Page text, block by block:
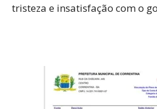
tristeza e insatisfação com o